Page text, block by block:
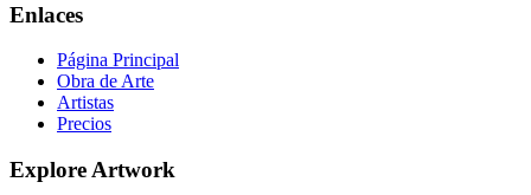
Enlaces
Página Principal
Obra de Arte
Artistas
Precios
Explore Artwork